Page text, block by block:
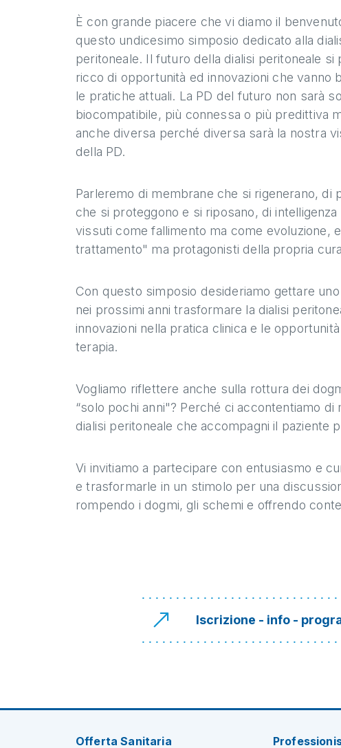
È con grande piacere che vi diamo il
questo undicesimo simposio dedicato alla
peritoneale. Il futuro della dialisi peritoneale si
ricco di opportunità ed innovazioni che vanno
le pratiche attuali. La PD del futuro non sarà
biocompatibile, più connessa o più predittiva
anche diversa perché diversa sarà la nostra
della PD.
Parleremo di membrane che si rigenerano, di
che si proteggono e si riposano, di
vissuti come fallimento ma come evoluzione,
trattamento" ma protagonisti della propria
Con questo simposio desideriamo gettare
nei prossimi anni trasformare la dialisi
innovazioni nella pratica clinica e le
terapia.
Vogliamo riflettere anche sulla rottura dei
“solo pochi anni"? Perché ci accontentiamo
dialisi peritoneale che accompagni il
Vi invitiamo a partecipare con entusiasmo e
e trasformarle in un stimolo per una
rompendo i dogmi, gli schemi e offrendo
Iscrizione - info -
Offerta Sanitaria